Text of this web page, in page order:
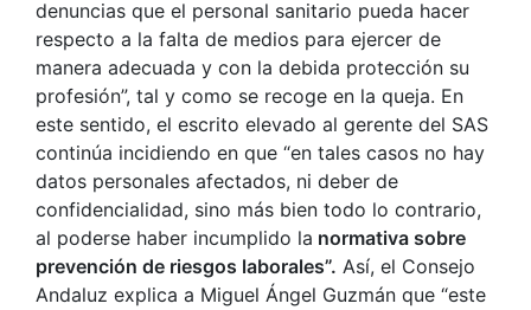
denuncias que el personal sanitario pueda hacer
respecto a la falta de medios para ejercer de
manera adecuada y con la debida protección su
profesión”, tal y como se recoge en la queja. En
este sentido, el escrito elevado al gerente del SAS
continúa incidiendo en que “en tales casos no hay
datos personales afectados, ni deber de
confidencialidad, sino más bien todo lo contrario,
al poderse haber incumplido la normativa sobre
prevención de riesgos laborales”. Así, el Consejo
Andaluz explica a Miguel Ángel Guzmán que “este